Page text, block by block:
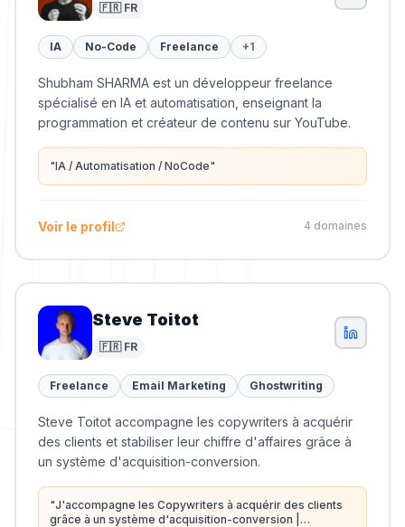
🇫🇷 FR
IA No-Code Freelance +1
Shubham SHARMA est un développeur freelance
spécialisé en IA et automatisation, enseignant la
programmation et créateur de contenu sur YouTube.
"IA / Automatisation / NoCode"
Voir le profil 4 domaines
Steve Toitot
🇫🇷 FR
Freelance Email Marketing Ghostwriting
Steve Toitot accompagne les copywriters à acquérir
des clients et stabiliser leur chiffre d'affaires grâce à
un système d'acquisition-conversion.
"J'accompagne les Copywriters à acquérir des clients
grâce à un système d'acquisition-conversion |